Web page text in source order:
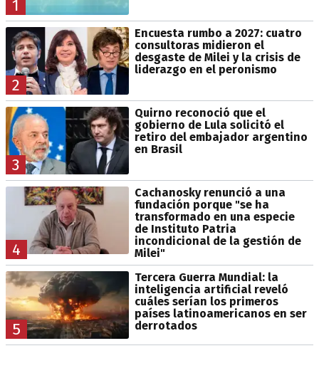
1
2
Encuesta rumbo a 2027: cuatro
consultoras midieron el
desgaste de Milei y la crisis de
liderazgo en el peronismo
3
Quirno reconoció que el
gobierno de Lula solicitó el
retiro del embajador argentino
en Brasil
4
Cachanosky renunció a una
fundación porque "se ha
transformado en una especie
de Instituto Patria
incondicional de la gestión de
Milei"
5
Tercera Guerra Mundial: la
inteligencia artificial reveló
cuáles serían los primeros
países latinoamericanos en ser
derrotados